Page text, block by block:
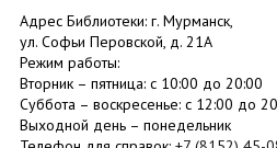
Адрес Библиотеки: г. Мурманск,
ул. Софьи Перовской, д. 21А
Режим работы:
Вторник – пятница: с 10:00 до 20:00
Суббота – воскресенье: c 12:00 до
Выходной день – понедельник